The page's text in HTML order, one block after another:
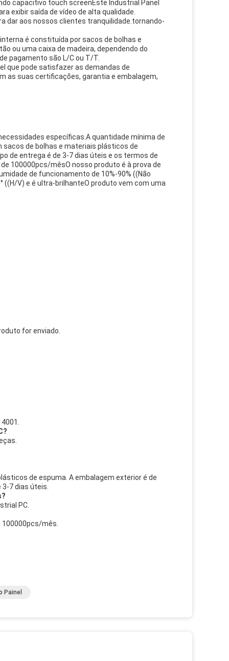
capacitivo touch screenEste Industrial Panel
exibir saída de vídeo de alta qualidade.
dar aos nossos clientes tranquilidade.tornando-
é constituída por sacos de bolhas e
ou uma caixa de madeira, dependendo do
pagamento são L/C ou T/T.
que pode satisfazer as demandas de
as suas certificações, garantia e embalagem,
específicas.A quantidade mínima de
sacos de bolhas e materiais plásticos de
de entrega é de 3-7 dias úteis e os termos de
100000pcs/mêsO nosso produto é à prova de
de funcionamento de 10%-90% ((Não
((H/V) e é ultra-brilhanteO produto vem com uma
for enviado.
de espuma. A embalagem exterior é de
7 dias úteis.
PC.
100000pcs/mês.
Painel